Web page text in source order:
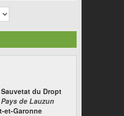
du Dropt
de Lauzun
et-Garonne